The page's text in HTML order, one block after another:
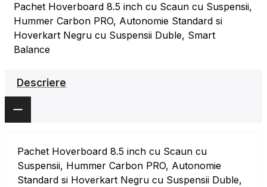
Pachet Hoverboard 8.5 inch cu Scaun cu Suspensii,
Hummer Carbon PRO, Autonomie Standard si
Hoverkart Negru cu Suspensii Duble, Smart
Balance
Descriere
Pachet Hoverboard 8.5 inch cu Scaun cu
Suspensii, Hummer Carbon PRO, Autonomie
Standard si Hoverkart Negru cu Suspensii Duble,